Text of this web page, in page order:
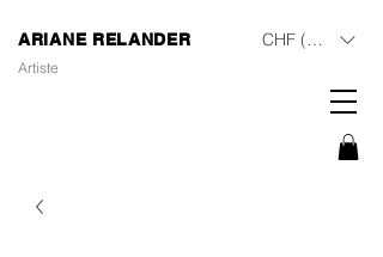
ARIANE RELANDER
Artiste
CHF (CHF)